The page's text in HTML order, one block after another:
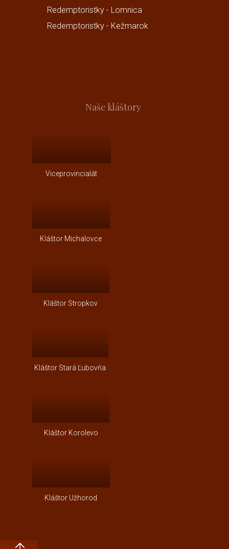
Redemptoristky - Lomnica
Redemptoristky - Kežmarok
Naše kláštory
Viceprovincialát
Kláštor Michalovce
Kláštor Stropkov
Kláštor Stará Ľubovňa
Kláštor Korolevo
Kláštor Užhorod